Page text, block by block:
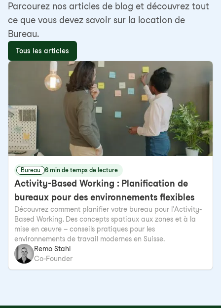
Parcourez nos articles de blog et découvrez tout
ce que vous devez savoir sur la location de
Bureau.
Tous les articles
Bureau 6 min de temps de lecture
Activity-Based Working : Planification de
bureaux pour des environnements flexibles
Découvrez comment planifier votre bureau pour l'Activity-
Based Working. Des concepts spatiaux aux zones et à la
mise en œuvre – conseils pratiques pour les
environnements de travail modernes en Suisse.
Remo Stahl
Co-Founder